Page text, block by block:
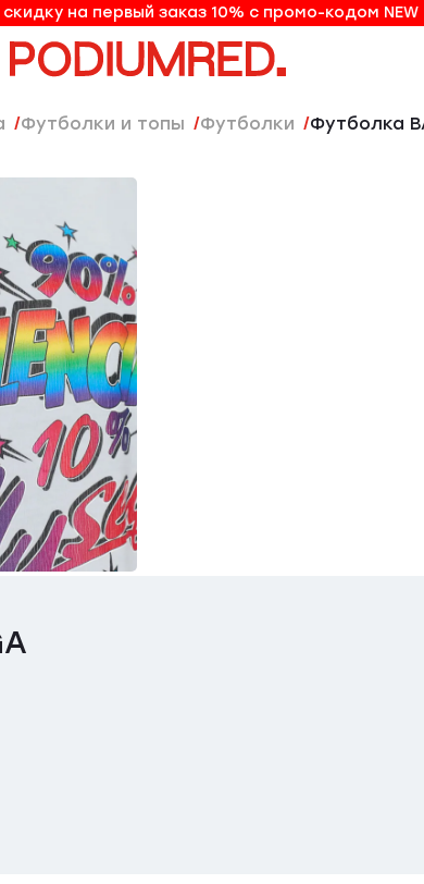
10% на первый заказ по промо-коду NEW
на первый заказ 10% с промо-кодом NEW
Футболки и топы Футболки Футболка